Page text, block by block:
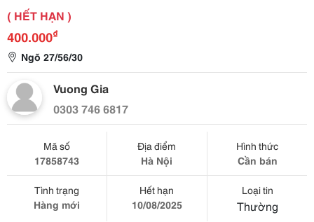
( HẾT HẠN )
400.000₫
Ngõ 27/56/30
Vuong Gia
0303 746 6817
Mã số
17858743
Địa điểm
Hà Nội
Hình thức
Cần bán
Tình trạng
Hàng mới
Hết hạn
10/08/2025
Loại tin
Thường